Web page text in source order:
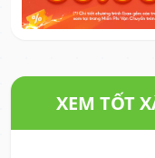
XEM TỐT